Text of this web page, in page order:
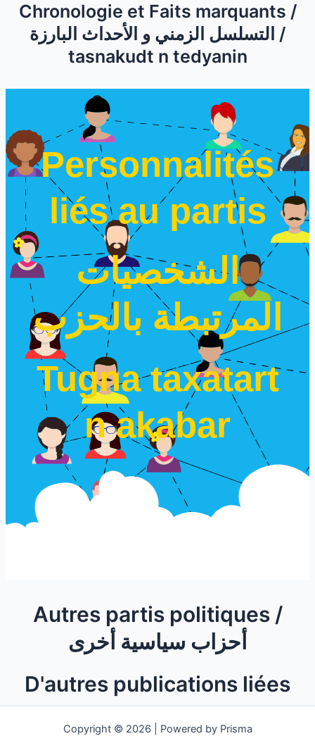
Chronologie et Faits marquants /
التسلسل الزمني و الأحداث البارزة /
tasnakudt n tedyanin
Personnalités
liés au partis
الشخصيات
المرتبطة بالحزب
Tugna taxatart
n akabar
Autres partis politiques /
أحزاب سياسية أخرى
D'autres publications liées
Copyright © 2026 | Powered by Prisma